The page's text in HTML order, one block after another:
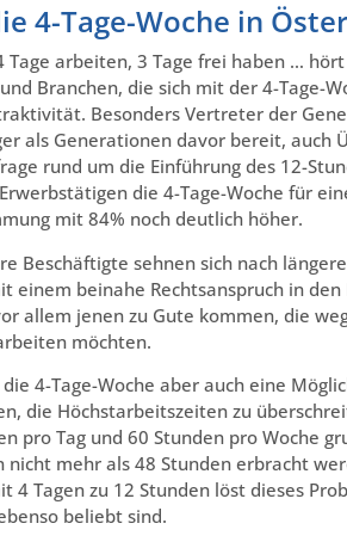
4-Tage-Woche in
Tage arbeiten, 3 Tage frei haben …
Branchen, die sich mit der 4-Tage-
Besonders Vertreter der
als Generationen davor bereit, auch
rund um die Einführung des 12-
die 4-Tage-Woche für
mit 84% noch deutlich höher.
Beschäftigte sehnen sich nach
einem beinahe Rechtsanspruch in
allem jenen zu Gute kommen, die
möchten.
4-Tage-Woche aber auch eine
die Höchstarbeitszeiten zu
pro Tag und 60 Stunden pro Woche
nicht mehr als 48 Stunden erbracht
4 Tagen zu 12 Stunden löst dieses
beliebt sind.